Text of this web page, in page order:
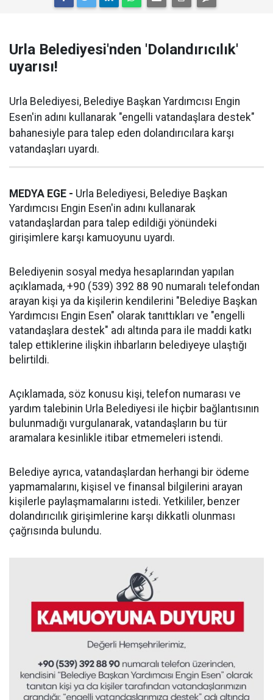
Urla Belediyesi'nden 'Dolandırıcılık'
uyarısı!
Urla Belediyesi, Belediye Başkan Yardımcısı Engin
Esen'in adını kullanarak "engelli vatandaşlara destek"
bahanesiyle para talep eden dolandırıcılara karşı
vatandaşları uyardı.
MEDYA EGE - Urla Belediyesi, Belediye Başkan
Yardımcısı Engin Esen'in adını kullanarak
vatandaşlardan para talep edildiği yönündeki
girişimlere karşı kamuoyunu uyardı.
Belediyenin sosyal medya hesaplarından yapılan
açıklamada, +90 (539) 392 88 90 numaralı telefondan
arayan kişi ya da kişilerin kendilerini "Belediye Başkan
Yardımcısı Engin Esen" olarak tanıttıkları ve "engelli
vatandaşlara destek" adı altında para ile maddi katkı
talep ettiklerine ilişkin ihbarların belediyeye ulaştığı
belirtildi.
Açıklamada, söz konusu kişi, telefon numarası ve
yardım talebinin Urla Belediyesi ile hiçbir bağlantısının
bulunmadığı vurgulanarak, vatandaşların bu tür
aramalara kesinlikle itibar etmemeleri istendi.
Belediye ayrıca, vatandaşlardan herhangi bir ödeme
yapmamalarını, kişisel ve finansal bilgilerini arayan
kişilerle paylaşmamalarını istedi. Yetkililer, benzer
dolandırıcılık girişimlerine karşı dikkatli olunması
çağrısında bulundu.